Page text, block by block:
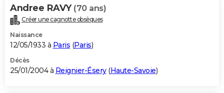
Andree RAVY (70 ans)
Créer une cagnotte obsèques
Naissance
12/05/1933 à Paris (Paris)
Décès
25/01/2004 à Reignier-Ésery(Haute-Savoie)